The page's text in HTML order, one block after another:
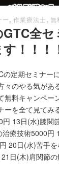
ー, 作業療法士, 無
全
！！！
の定期セミナー
のやる気があ
無料キャンペー
ーを全て見てみ
13日(水)膝関
療技術5000円
20日(水)苦手
日(木)肩関節